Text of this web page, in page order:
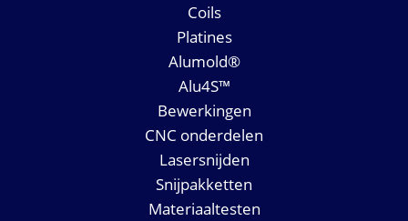
Coils
Platines
Alumold®
Alu4S™
Bewerkingen
CNC onderdelen
Lasersnijden
Snijpakketten
Materiaaltesten